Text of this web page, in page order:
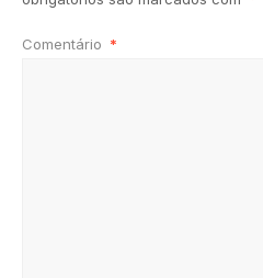
Comentário *